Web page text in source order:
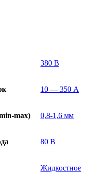
380 В
10 — 350 А
max) 0,8-1,6 мм
80 В
Жидкостное